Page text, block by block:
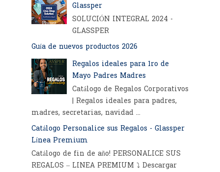
Glassper
SOLUCIÓN INTEGRAL 2024 -
GLASSPER
Guía de nuevos productos 2026
Regalos ideales para 1ro de
Mayo Padres Madres
Catálogo de Regalos Corporativos
| Regalos ideales para padres,
madres, secretarias, navidad ...
Catálogo Personalice sus Regalos - Glassper
Línea Premium
Catálogo de fin de año! PERSONALICE SUS
REGALOS – LINEA PREMIUM ⤵️ Descargar